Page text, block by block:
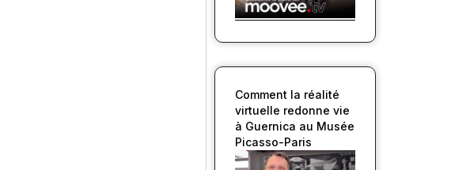
Comment la réalité
virtuelle redonne vie
à Guernica au Musée
Picasso-Paris